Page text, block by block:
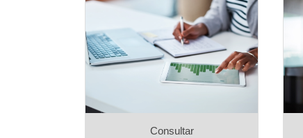
Consultar